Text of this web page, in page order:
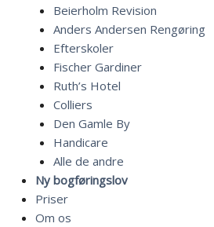
Beierholm Revision
Anders Andersen Rengøring
Efterskoler
Fischer Gardiner
Ruth’s Hotel
Colliers
Den Gamle By
Handicare
Alle de andre
Ny bogføringslov
Priser
Om os